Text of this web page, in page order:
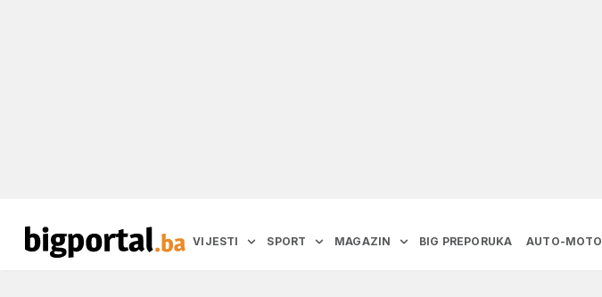
VIJESTI SPORT MAGAZIN BIG PREPORUKA AUTO-MOTO